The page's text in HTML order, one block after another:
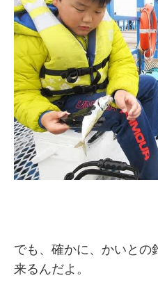
でも、確かに、かいとの
来るんだよ。